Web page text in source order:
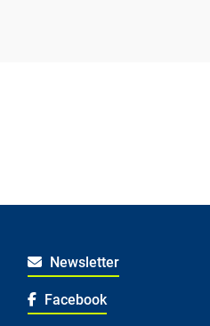
Newsletter
Facebook